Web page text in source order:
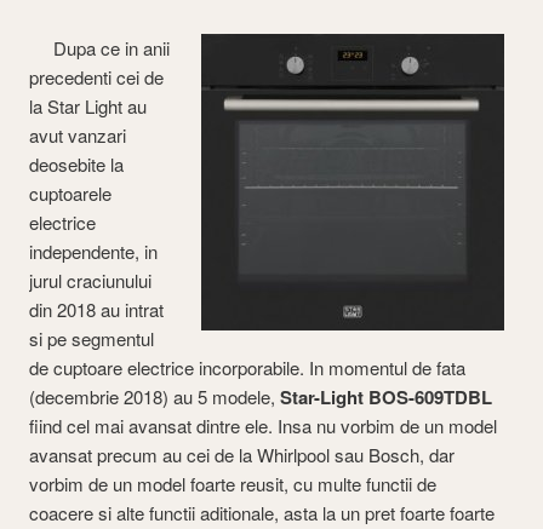
Dupa ce in anii
precedenti cei de
la Star Light au
avut vanzari
deosebite la
cuptoarele
electrice
independente, in
jurul craciunului
din 2018 au intrat
si pe segmentul
de cuptoare electrice incorporabile. In momentul de fata
(decembrie 2018) au 5 modele, Star-Light BOS-609TDBL
fiind cel mai avansat dintre ele. Insa nu vorbim de un model
avansat precum au cei de la Whirlpool sau Bosch, dar
vorbim de un model foarte reusit, cu multe functii de
coacere si alte functii aditionale, asta la un pret foarte foarte